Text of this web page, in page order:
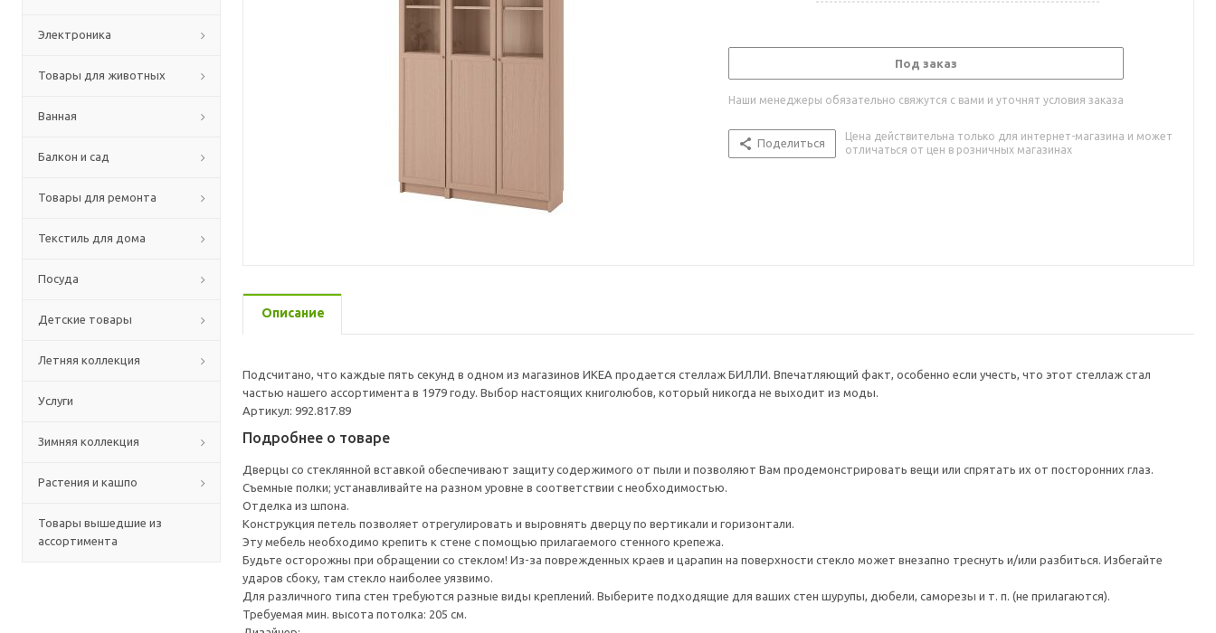
Электроника
Товары для животных
Ванная
Балкон и сад
Товары для ремонта
Текстиль для дома
Посуда
Детские товары
Летняя коллекция
Услуги
Зимняя коллекция
Растения и кашпо
Товары вышедшие из
ассортимента
Под заказ
Наши менеджеры обязательно свяжутся с вами и уточнят условия заказа
Поделиться
Цена действительна только для интернет-магазина и может
отличаться от цен в розничных магазинах
Описание
Подсчитано, что каждые пять секунд в одном из магазинов ИКЕА продается стеллаж БИЛЛИ. Впечатляющий факт, особенно если учесть, что этот стеллаж стал
частью нашего ассортимента в 1979 году. Выбор настоящих книголюбов, который никогда не выходит из моды.
Артикул: 992.817.89
Подробнее о товаре
Дверцы со стеклянной вставкой обеспечивают защиту содержимого от пыли и позволяют Вам продемонстрировать вещи или спрятать их от посторонних глаз.
Съемные полки; устанавливайте на разном уровне в соответствии с необходимостью.
Отделка из шпона.
Конструкция петель позволяет отрегулировать и выровнять дверцу по вертикали и горизонтали.
Эту мебель необходимо крепить к стене с помощью прилагаемого стенного крепежа.
Будьте осторожны при обращении со стеклом! Из-за поврежденных краев и царапин на поверхности стекло может внезапно треснуть и/или разбиться. Избегайте
ударов сбоку, там стекло наиболее уязвимо.
Для различного типа стен требуются разные виды креплений. Выберите подходящие для ваших стен шурупы, дюбели, саморезы и т. п. (не прилагаются).
Требуемая мин. высота потолка: 205 см.